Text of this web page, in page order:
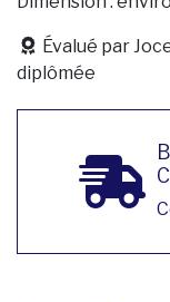
Évalué par
diplômée